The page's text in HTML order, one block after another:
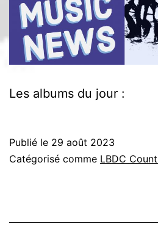
Les albums du jour :
Publié le 29 août 2023
Catégorisé comme LBDC